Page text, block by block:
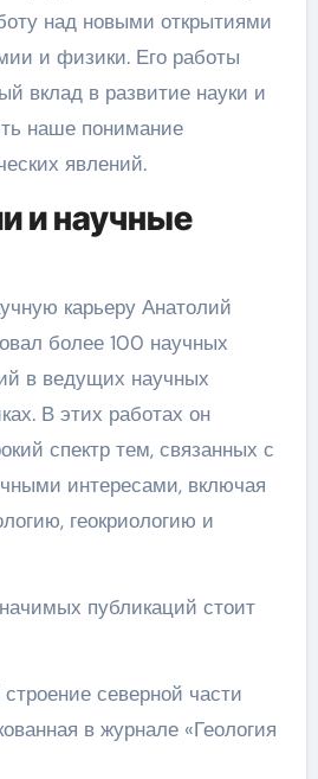
над новыми открытиями
и физики. Его работы
вклад в развитие науки и
наше понимание
явлений.
и научные
карьеру Анатолий
более 100 научных
в ведущих научных
В этих работах он
спектр тем, связанных с
интересами, включая
геокриологию и
публикаций стоит
строение северной части
в журнале «Геология